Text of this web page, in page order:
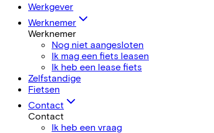
Werkgever
Werknemer
Werknemer
Nog niet aangesloten
Ik mag een fiets leasen
Ik heb een lease fiets
Zelfstandige
Fietsen
Contact
Contact
Ik heb een vraag